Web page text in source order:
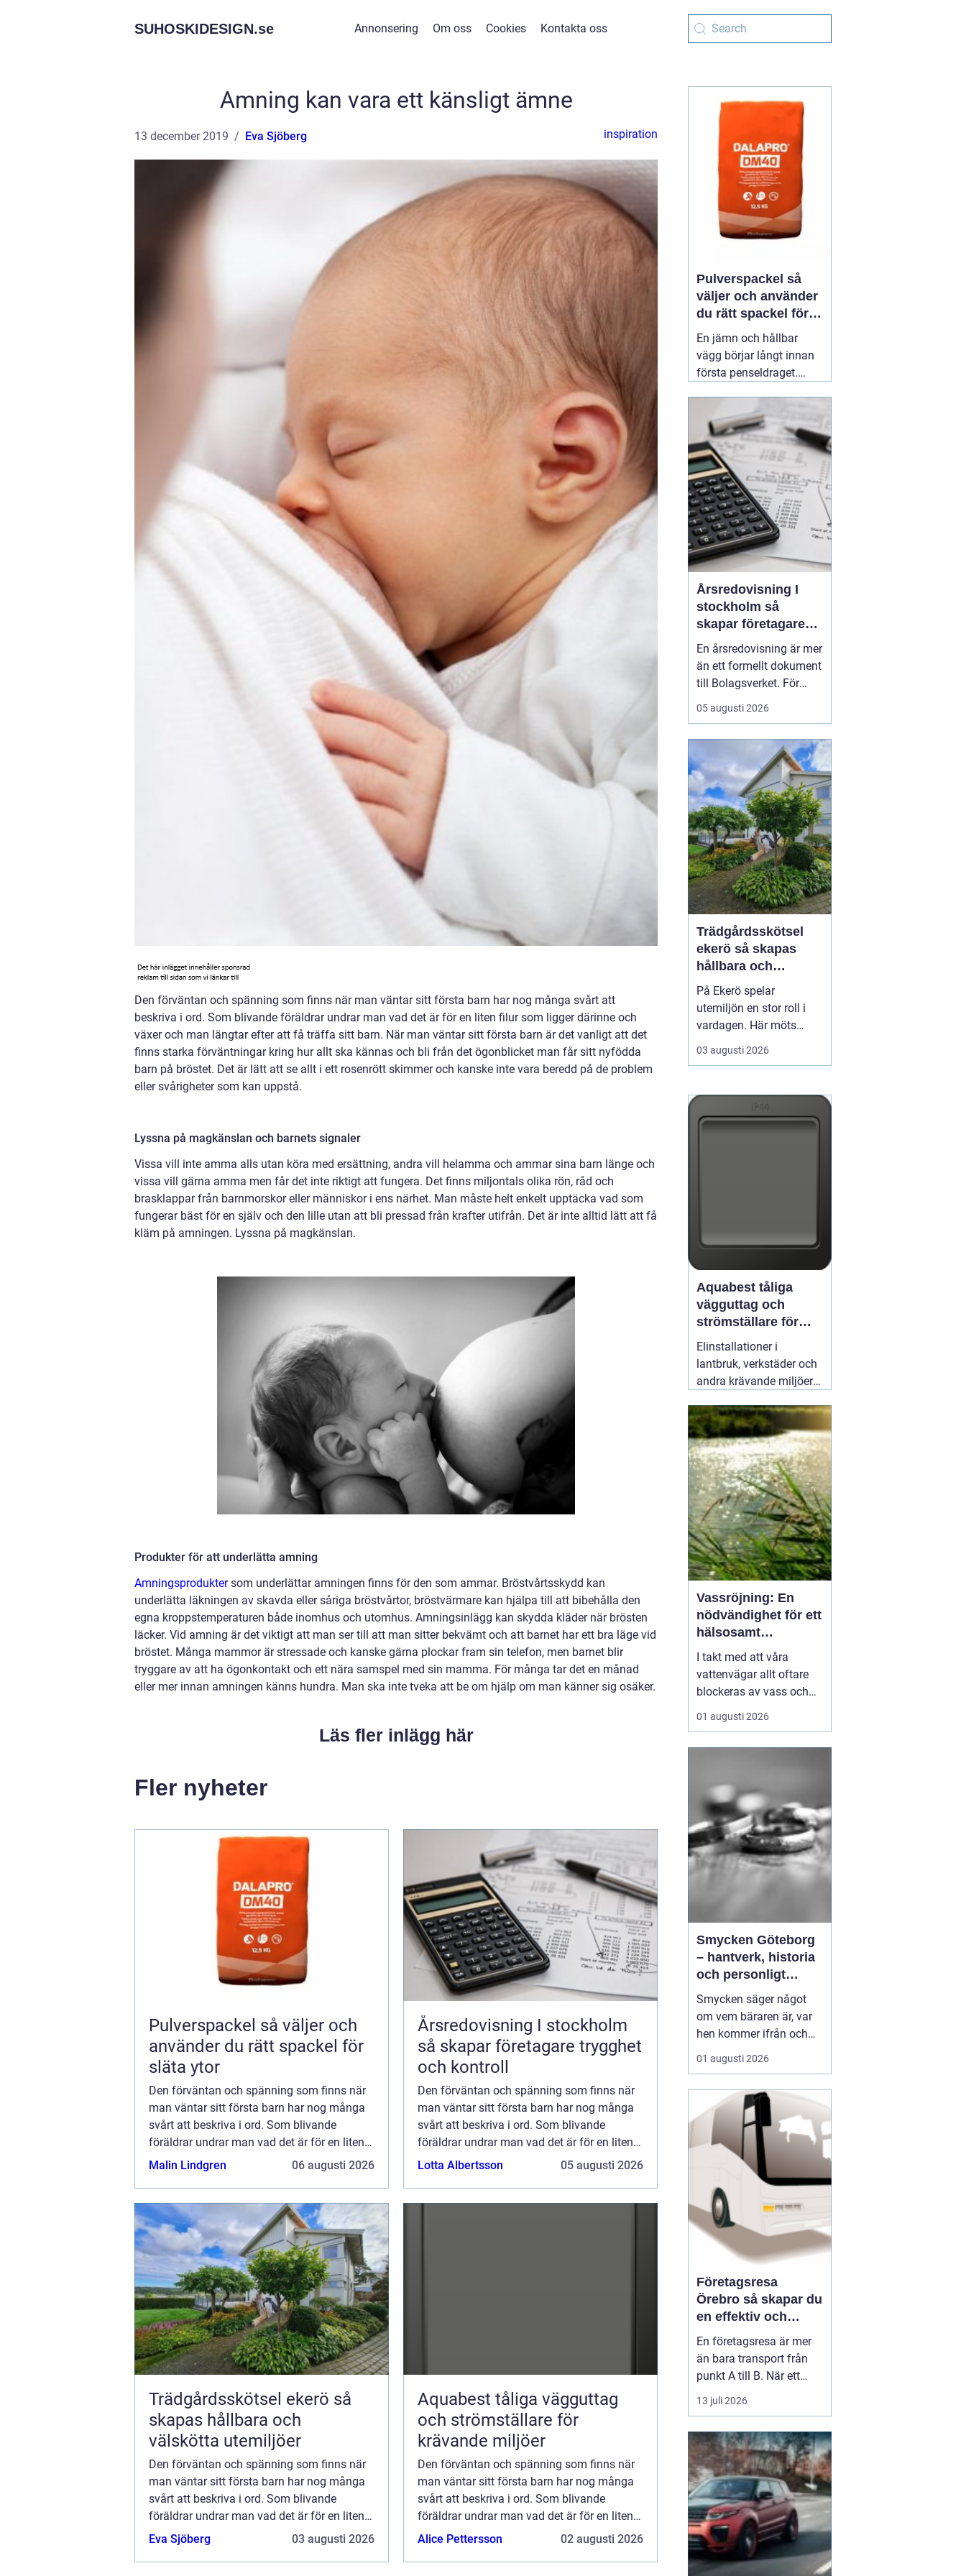
SUHOSKIDESIGN.se Annonsering Om oss Cookies Kontakta oss
Amning kan vara ett känsligt ämne
13 december 2019 Eva Sjöberg inspiration
Den förväntan och spänning som finns när man väntar sitt första barn har nog många svårt att
beskriva i ord. Som blivande föräldrar undrar man vad det är för en liten filur som ligger därinne och
växer och man längtar efter att få träffa sitt barn. När man väntar sitt första barn är det vanligt att det
finns starka förväntningar kring hur allt ska kännas och bli från det ögonblicket man får sitt nyfödda
barn på bröstet. Det är lätt att se allt i ett rosenrött skimmer och kanske inte vara beredd på de problem
eller svårigheter som kan uppstå.
Lyssna på magkänslan och barnets signaler
Vissa vill inte amma alls utan köra med ersättning, andra vill helamma och ammar sina barn länge och
vissa vill gärna amma men får det inte riktigt att fungera. Det finns miljontals olika rön, råd och
brasklappar från barnmorskor eller människor i ens närhet. Man måste helt enkelt upptäcka vad som
fungerar bäst för en själv och den lille utan att bli pressad från krafter utifrån. Det är inte alltid lätt att få
kläm på amningen. Lyssna på magkänslan.
Produkter för att underlätta amning
Amningsproduktersom underlättar amningen finns för den som ammar. Bröstvårtsskydd kan
underlätta läkningen av skavda eller såriga bröstvårtor, bröstvärmare kan hjälpa till att bibehålla den
egna kroppstemperaturen både inomhus och utomhus. Amningsinlägg kan skydda kläder när brösten
läcker. Vid amning är det viktigt att man ser till att man sitter bekvämt och att barnet har ett bra läge vid
bröstet. Många mammor är stressade och kanske gärna plockar fram sin telefon, men barnet blir
tryggare av att ha ögonkontakt och ett nära samspel med sin mamma. För många tar det en månad
eller mer innan amningen känns hundra. Man ska inte tveka att be om hjälp om man känner sig osäker.
Läs fler inlägg här
Fler nyheter
Pulverspackel så väljer och
använder du rätt spackel för
släta ytor
Den förväntan och spänning som finns när
man väntar sitt första barn har nog många
svårt att beskriva i ord. Som blivande
föräldrar undrar man vad det är för en liten
filur som ligger d&au...
Malin Lindgren 06 augusti 2026
Årsredovisning I stockholm
så skapar företagare trygghet
och kontroll
Den förväntan och spänning som finns när
man väntar sitt första barn har nog många
svårt att beskriva i ord. Som blivande
föräldrar undrar man vad det är för en liten
filur som ligger d&au...
Lotta Albertsson 05 augusti 2026
Trädgårdsskötsel ekerö så
skapas hållbara och
välskötta utemiljöer
Den förväntan och spänning som finns när
man väntar sitt första barn har nog många
svårt att beskriva i ord. Som blivande
föräldrar undrar man vad det är för en liten
filur som ligger d&au...
Eva Sjöberg 03 augusti 2026
Aquabest tåliga vägguttag
och strömställare för
krävande miljöer
Den förväntan och spänning som finns när
man väntar sitt första barn har nog många
svårt att beskriva i ord. Som blivande
föräldrar undrar man vad det är för en liten
filur som ligger d&au...
Alice Pettersson 02 augusti 2026
Pulverspackel så
väljer och använder
du rätt spackel för
släta ytor
En jämn och hållbar
vägg börjar långt innan
första penseldraget.
en avgörande roll för
slutresultatet, både när
det gäller utseende och
livslängd. Många
yrkesmålare och
avancerade gör-det-
självare06 augusti 2026
Årsredovisning I
stockholm så
skapar företagare
trygghet och
kontroll
En årsredovisning är mer
än ett formellt dokument
till Bolagsverket. För
många företagare i
Stockholm är den ett
ett underlag för nya
beslut och ett krav som
måste bli rätt från
början. När tidsbrist,
regelverk och osäkerhet
...
05 augusti 2026
Trädgårdsskötsel
ekerö så skapas
hållbara och
välskötta utemiljöer
På Ekerö spelar
utemiljön en stor roll i
vardagen. Här möts
natur, vatten och
bebyggelse på ett sätt
innergårdar och
viktiga för trivseln. När
03 augusti 2026
Aquabest tåliga
vägguttag och
strömställare för
krävande miljöer
Elinstallationer i
lantbruk, verkstäder och
andra krävande miljöer
i ett vanligt bostadsrum.
Fukt, damm, spån och
mekaniskt slitage kan
snabbt skapa problem
om komponenterna inte
är rätt valda.02 augusti
2026
Vassröjning: En
nödvändighet för ett
hälsosamt
vattenlandskap
I takt med att våra
vattenvägar allt oftare
blockeras av vass och
andra vattenväxter, ökar
också behovet av
praktiska lösningarna är
vass...
01 augusti 2026
Smycken Göteborg
– hantverk, historia
och personligt
uttryck
Smycken säger något
om vem bäraren är, var
hen kommer ifrån och
vad som är viktigt i livet.
I en stad som Göteborg,
hamnstadens råa
historia och moderna
kreativitet, blir smycken
ofta en...
01 augusti 2026
Företagsresa
Örebro så skapar du
en effektiv och
minnesvärd resa
En företagsresa är mer
än bara transport från
punkt A till B. När ett
företag planerar en resa
för medarbetare eller
att bygga relationer,
stärka varumärket och
använda tiden på resan
på ett klokt sätt. När
startpunkten är Örebr...
13 juli 2026